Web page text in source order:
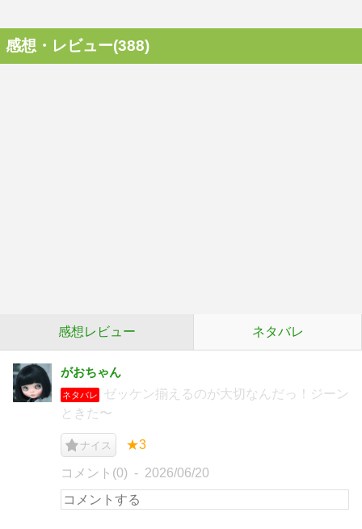
感想・レビュー(388)
感想レビュー ネタバレ
がおちゃん
ネタバレ
ゼッケン揃えるのが大切なんだっ！ジーン
ときた〜
ナイス ★3
コメント(0) 2026/06/20